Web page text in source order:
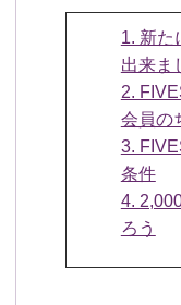
1. 新た
出来ま
2.
会員の
3.
条件
4.
ろう